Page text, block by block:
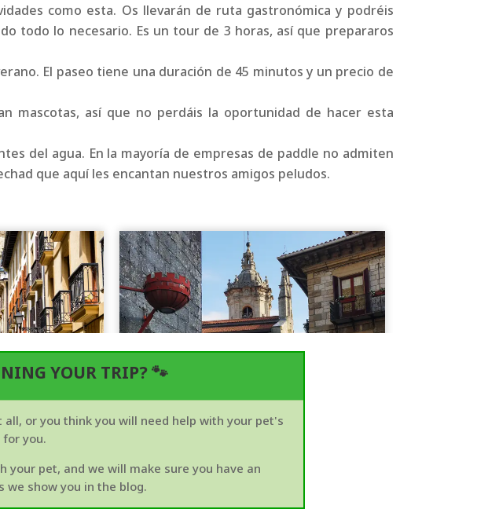
como esta. Os llevarán de ruta gastronómica y podréis
todo lo necesario. Es un tour de 3 horas, así que prepararos
El paseo tiene una duración de 45 minutos y un precio de
mascotas, así que no perdáis la oportunidad de hacer esta
del agua. En la mayoría de empresas de paddle no admiten
que aquí les encantan nuestros amigos peludos.
YOUR TRIP? 🐾
or you think you will need help with your pet's
you.
your pet, and we will make sure you have an
we show you in the blog.